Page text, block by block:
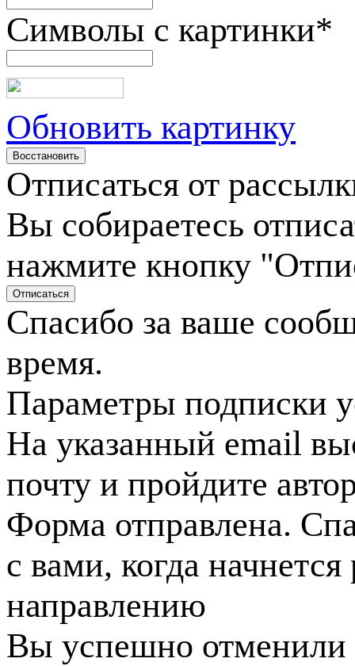
Символы с картинки*
Обновить картинку
Отписаться от
Вы собираетесь
нажмите кнопку
Спасибо за ваше
время.
Параметры подписки
На указанный email
почту и пройдите
Форма отправлена.
с вами, когда
направлению
Вы успешно отменили